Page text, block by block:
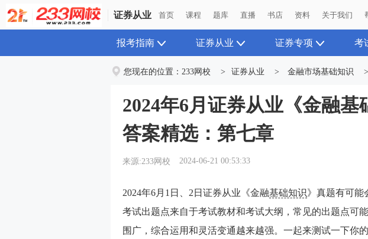
证券从业 首页 课程 题库 直播 书店 资料 关于我们
报考指南 证券从业 证券专项 考
您现在的位置： 233网校 > 证券从业 > 金融市场基础知识 >
2024年6月证券从业《金融基
答案精选：第七章
来源:233网校 2024-06-21 00:53:33
2024年6月1日、2日证券从业《金融基础知识》真题有可能
考试出题点来自于考试教材和考试大纲，常见的出题点可
围广，综合运用和灵活变通越来越强。一起来测试一下你